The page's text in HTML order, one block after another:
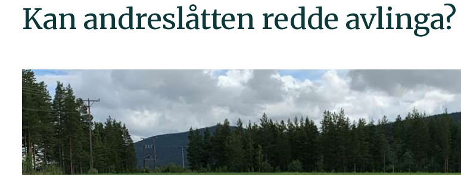
Kan andreslåtten redde avlinga?